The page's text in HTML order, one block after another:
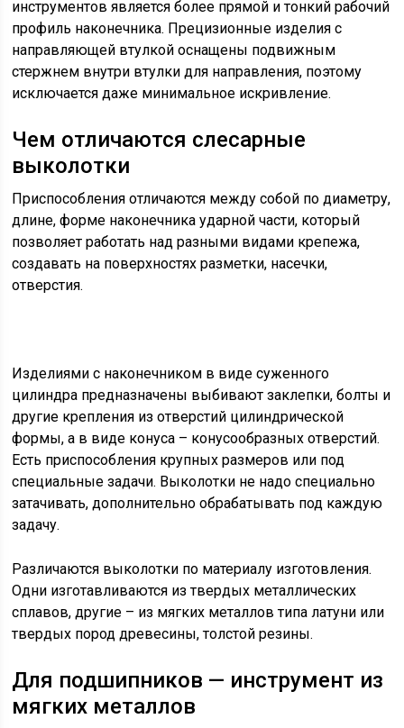
инструментов является более прямой и тонкий рабочий
профиль наконечника. Прецизионные изделия с
направляющей втулкой оснащены подвижным
стержнем внутри втулки для направления, поэтому
исключается даже минимальное искривление.
Чем отличаются слесарные
выколотки
Приспособления отличаются между собой по диаметру,
длине, форме наконечника ударной части, который
позволяет работать над разными видами крепежа,
создавать на поверхностях разметки, насечки,
отверстия.
Изделиями с наконечником в виде суженного
цилиндра предназначены выбивают заклепки, болты и
другие крепления из отверстий цилиндрической
формы, а в виде конуса – конусообразных отверстий.
Есть приспособления крупных размеров или под
специальные задачи. Выколотки не надо специально
затачивать, дополнительно обрабатывать под каждую
задачу.
Различаются выколотки по материалу изготовления.
Одни изготавливаются из твердых металлических
сплавов, другие – из мягких металлов типа латуни или
твердых пород древесины, толстой резины.
Для подшипников — инструмент из
мягких металлов